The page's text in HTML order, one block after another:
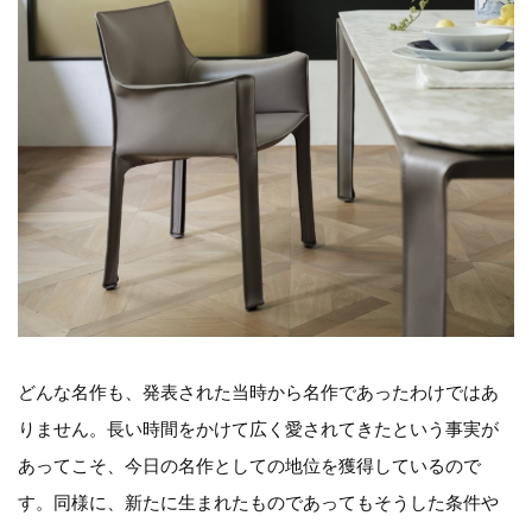
どんな名作も、発表された当時から名作であったわけではあ
りません。長い時間をかけて広く愛されてきたという事実が
あってこそ、今日の名作としての地位を獲得しているので
す。同様に、新たに生まれたものであってもそうした条件や